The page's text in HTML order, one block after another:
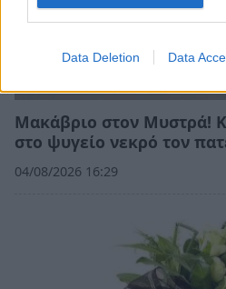
Data Deletion Data
Μακάβριο στον Μυστρά!
στο ψυγείο νεκρό τον
04/08/2026 16:29